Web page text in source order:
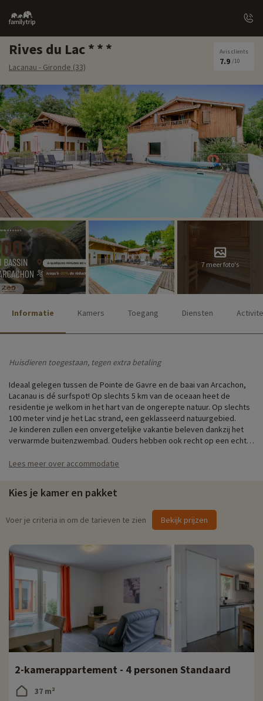
Family
trip
Rives du Lac
Lacanau - Gironde (33)
Avis clients
7.9 /10
7 meer foto's
Informatie Kamers Toegang Diensten
Huisdieren toegestaan, tegen extra betaling
Ideaal gelegen tussen de Pointe de Gavre en de baai van Arcachon,
Lacanau is dé surfspot! Op slechts 5 km van de oceaan heet de
residentie je welkom in het hart van de ongerepte natuur. Op slechts
100 meter vind je het Lac strand, een geklasseerd natuurgebied.
Je kinderen zullen een onvergetelijke vakantie beleven dankzij het
verwarmde buitenzwembad. Ouders hebben ook recht op een echte
spelletje petanque. Als je wat quality time met het gezin wilt
entertainment, boerenmarkten, spelletjes de hele zomer lang).
♥iOnze favoriete activiteit- extra en online boekbaar tot
- Magic Surf School
: elke dag geopend van 06 april tot 03 november
' Gelegen in het centrum van Lacanau Océan, op 10 minuten rijden van de
residentie
Surflessen voor kinderen en ouders
' Vanaf 5 jaar
' Vanaf € 34
Lees meer over accommodatie
Kies je kamer en pakket
Voer je criteria in om de tarieven te zien Bekijk prijzen
2-kamerappartement - 4 personen Standaard
37 m²